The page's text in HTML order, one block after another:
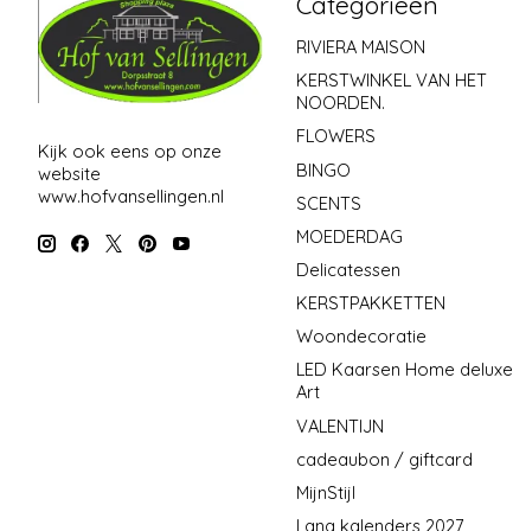
Kijk ook eens op onze
website
www.hofvansellingen.nl
RIVIERA MAISON
KERSTWINKEL VAN HET
NOORDEN.
FLOWERS
BINGO
SCENTS
MOEDERDAG
Delicatessen
KERSTPAKKETTEN
Woondecoratie
LED Kaarsen Home deluxe
Art
VALENTIJN
cadeaubon / giftcard
MijnStijl
Lang kalenders 2027